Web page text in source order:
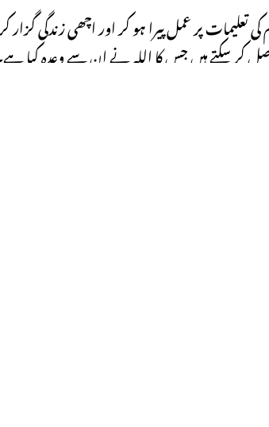
پر عمل پیرا ہو کر اور اچھی زندگی گزار
کر سکتے ہیں جس کا اللہ نے ان سے وعدہ کیا